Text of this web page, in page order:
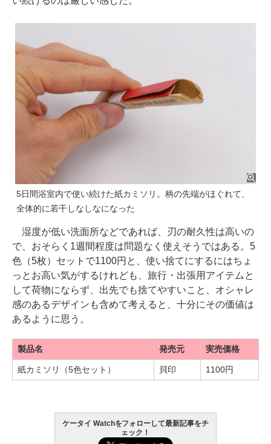
5日間浴室内で使い続けた紙カミソリ。柄の先端がほぐれて、
全体的に若干しなしなになった
湿度が低い洗面所などであれば、刃の耐久性は高いの
で、おそらく1週間程度は問題なく使えそうではある。5
色（5枚）セットで1100円と、使い捨てにするにはちょ
っとお高い気がするけれども、旅行・出張用アイテムと
して荷物にならず、出先でも捨てやすいこと、オシャレ
感のあるデザインも含めて考えると、十分にその価値は
あるように思う。
製品名 発売元 実売価格
紙カミソリ（5色セット） 貝印 1100円
ケータイ Watchをフォローして最新記事をチ
ェック！